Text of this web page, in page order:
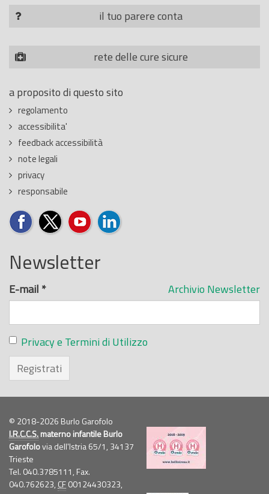
il tuo parere conta
rete delle cure sicure
a proposito di questo sito
regolamento
accessibilita'
feedback accessibilità
note legali
privacy
responsabile
Newsletter
Archivio Newsletter
E-mail *
Privacy e Termini di Utilizzo
Registrati
© 2018-2026 Burlo Garofolo
I.R.C.C.S.materno infantile Burlo
Garofolovia dell'Istria 65/1, 34137
Trieste
Tel. 040.3785111, Fax.
040.762623, CF00124430323,